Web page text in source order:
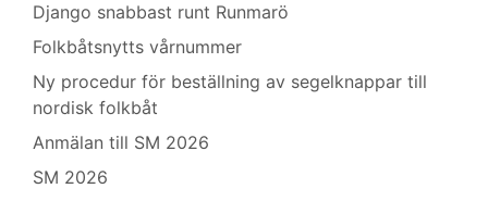
Django snabbast runt Runmarö
Folkbåtsnytts vårnummer
Ny procedur för beställning av segelknappar till
nordisk folkbåt
Anmälan till SM 2026
SM 2026